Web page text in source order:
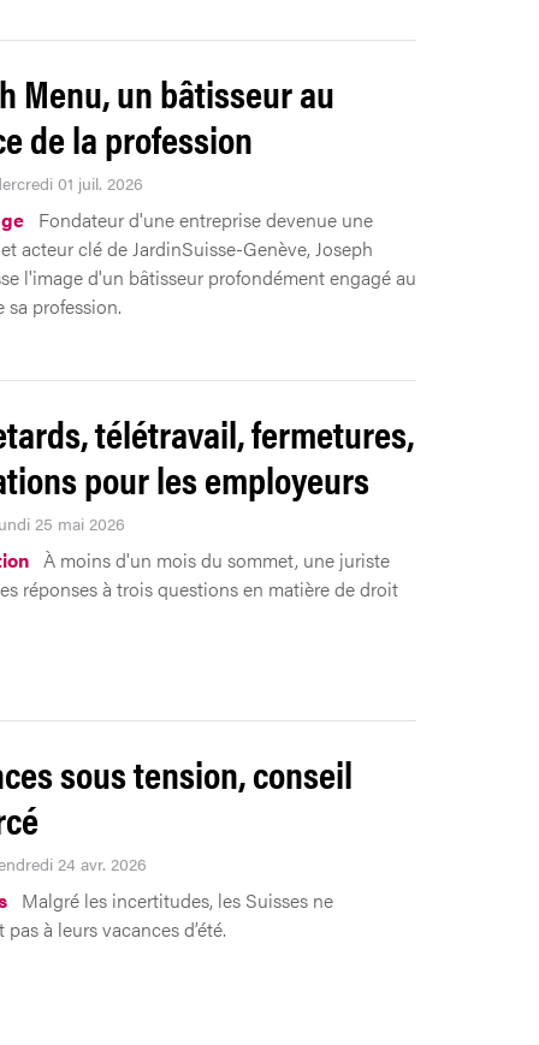
Menu, un bâtisseur au
de la profession
01 juil. 2026
Fondateur d'une entreprise devenue une
acteur clé de JardinSuisse-Genève, Joseph
l'image d'un bâtisseur profondément engagé au
sa profession.
télétravail, fermetures,
pour les employeurs
25 mai 2026
À moins d'un mois du sommet, une juriste
réponses à trois questions en matière de droit
sous tension, conseil
24 avr. 2026
Malgré les incertitudes, les Suisses ne
à leurs vacances d’été.